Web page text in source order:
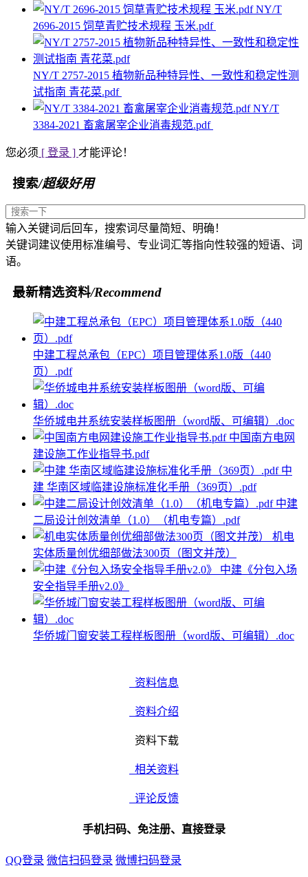
NY/T
2696-2015 饲草青贮技术规程 玉米.pdf
NY/T 2757-2015 植物新品种特异性、一致性和稳定性测
试指南 青花菜.pdf
NY/T
3384-2021 畜禽屠宰企业消毒规范.pdf
您必须 [ 登录 ] 才能评论！
搜索/超级好用
输入关键词后回车，搜索词尽量简短、明确！
关键词建议使用标准编号、专业词汇等指向性较强的短语、词
语。
最新精选资料/Recommend
中建工程总承包（EPC）项目管理体系1.0版（440
页）.pdf
华侨城电井系统安装样板图册（word版、可编辑）.doc
中国南方电网
建设施工作业指导书.pdf
中
建 华南区域临建设施标准化手册（369页）.pdf
中建
二局设计创效清单（1.0）（机电专篇）.pdf
机电
实体质量创优细部做法300页（图文并茂）
中建《分包入场
安全指导手册v2.0》
华侨城门窗安装工程样板图册（word版、可编辑）.doc
资料信息
资料介绍
资料下载
相关资料
评论反馈
手机扫码、免注册、直接登录
QQ登录 微信扫码登录 微博扫码登录